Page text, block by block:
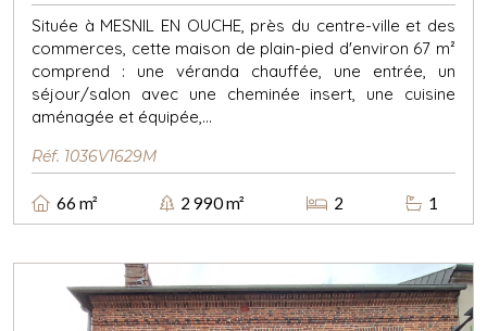
Située à MESNIL EN OUCHE, près du centre-ville et des
commerces, cette maison de plain-pied d'environ 67 m²
comprend : une véranda chauffée, une entrée, un
séjour/salon avec une cheminée insert, une cuisine
aménagée et équipée,...
Réf. 1036V1629M
66 m² 2 990 m² 2 1